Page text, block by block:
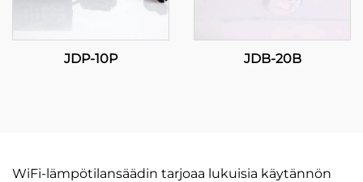
JDP-10P JDB-20B
WiFi-lämpötilansäädin tarjoaa lukuisia käytännön